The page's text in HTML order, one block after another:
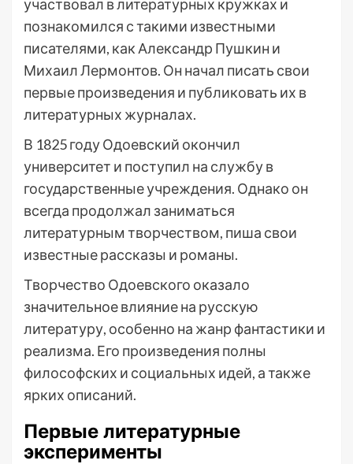
участвовал в литературных кружках и
познакомился с такими известными
писателями, как Александр Пушкин и
Михаил Лермонтов. Он начал писать свои
первые произведения и публиковать их в
литературных журналах.
В 1825 году Одоевский окончил
университет и поступил на службу в
государственные учреждения. Однако он
всегда продолжал заниматься
литературным творчеством, пиша свои
известные рассказы и романы.
Творчество Одоевского оказало
значительное влияние на русскую
литературу, особенно на жанр фантастики и
реализма. Его произведения полны
философских и социальных идей, а также
ярких описаний.
Первые литературные
эксперименты